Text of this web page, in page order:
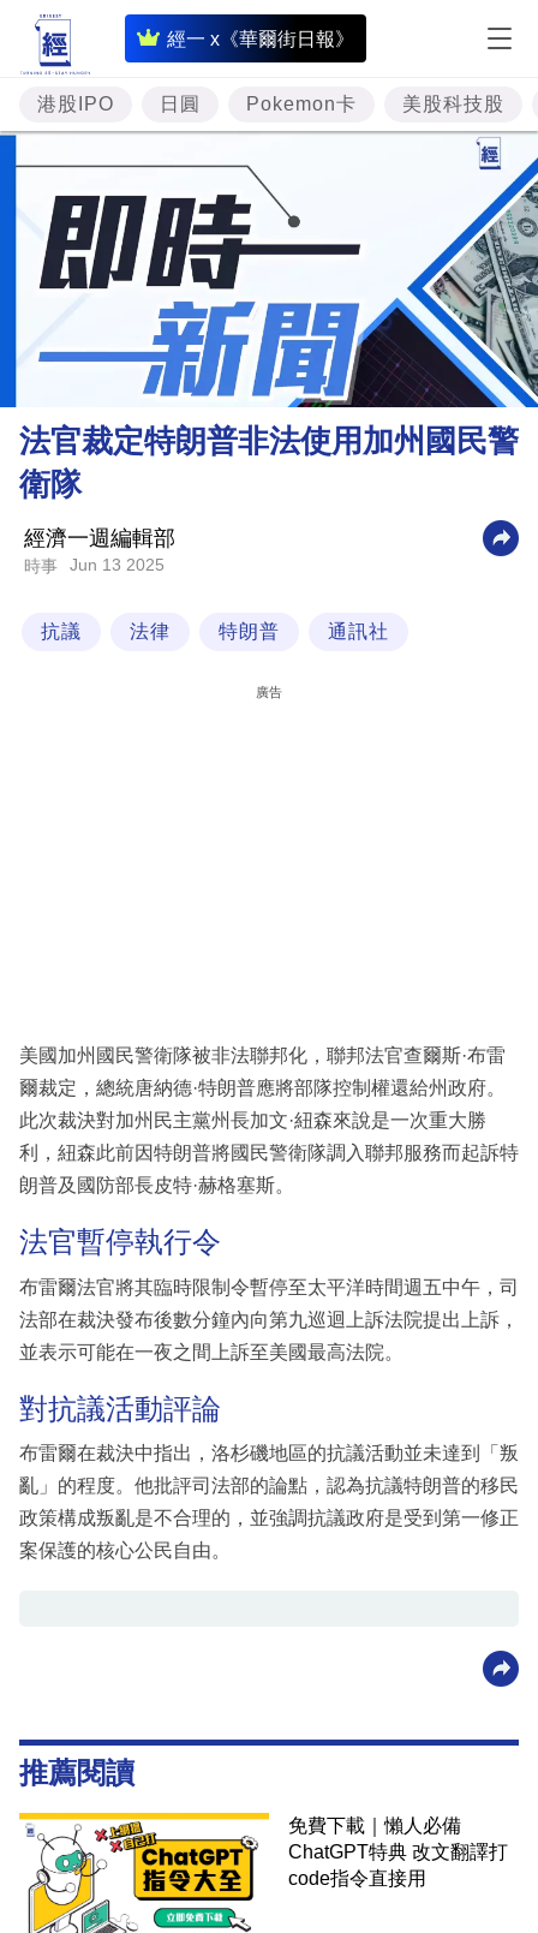
經一 x《華爾街日報》
即
時
財
經
專
題
投
資
樓
市
財
業
科
區
港股IPO 日圓 Pokemon卡 美股科技股
法官裁定特朗普非法使用加州國民警
衛隊
經濟一週編輯部
時事 Jun 13 2025
抗議 法律 特朗普 通訊社
廣告
美國加州國民警衛隊被非法聯邦化，聯邦法官查爾斯·布雷
爾裁定，總統唐納德·特朗普應將部隊控制權還給州政府。
此次裁決對加州民主黨州長加文·紐森來說是一次重大勝
利，紐森此前因特朗普將國民警衛隊調入聯邦服務而起訴特
朗普及國防部長皮特·赫格塞斯。
法官暫停執行令
布雷爾法官將其臨時限制令暫停至太平洋時間週五中午，司
法部在裁決發布後數分鐘內向第九巡迴上訴法院提出上訴，
並表示可能在一夜之間上訴至美國最高法院。
對抗議活動評論
布雷爾在裁決中指出，洛杉磯地區的抗議活動並未達到「叛
亂」的程度。他批評司法部的論點，認為抗議特朗普的移民
政策構成叛亂是不合理的，並強調抗議政府是受到第一修正
案保護的核心公民自由。
推薦閱讀
免費下載｜懶人必備
ChatGPT特典 改文翻譯打
code指令直接用